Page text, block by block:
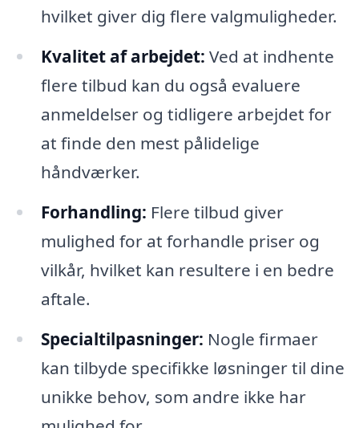
hvilket giver dig flere valgmuligheder.
Kvalitet af arbejdet: Ved at indhente
flere tilbud kan du også evaluere
anmeldelser og tidligere arbejdet for
at finde den mest pålidelige
håndværker.
Forhandling: Flere tilbud giver
mulighed for at forhandle priser og
vilkår, hvilket kan resultere i en bedre
aftale.
Specialtilpasninger: Nogle firmaer
kan tilbyde specifikke løsninger til dine
unikke behov, som andre ikke har